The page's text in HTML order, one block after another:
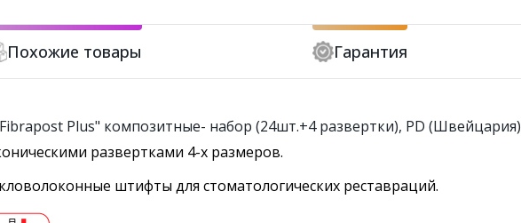
Похожие товары Гарантия
Plus" композитные- набор (24шт.+4 развертки), PD (Швейцария)
развертками 4-х размеров.
штифты для стоматологических реставраций.